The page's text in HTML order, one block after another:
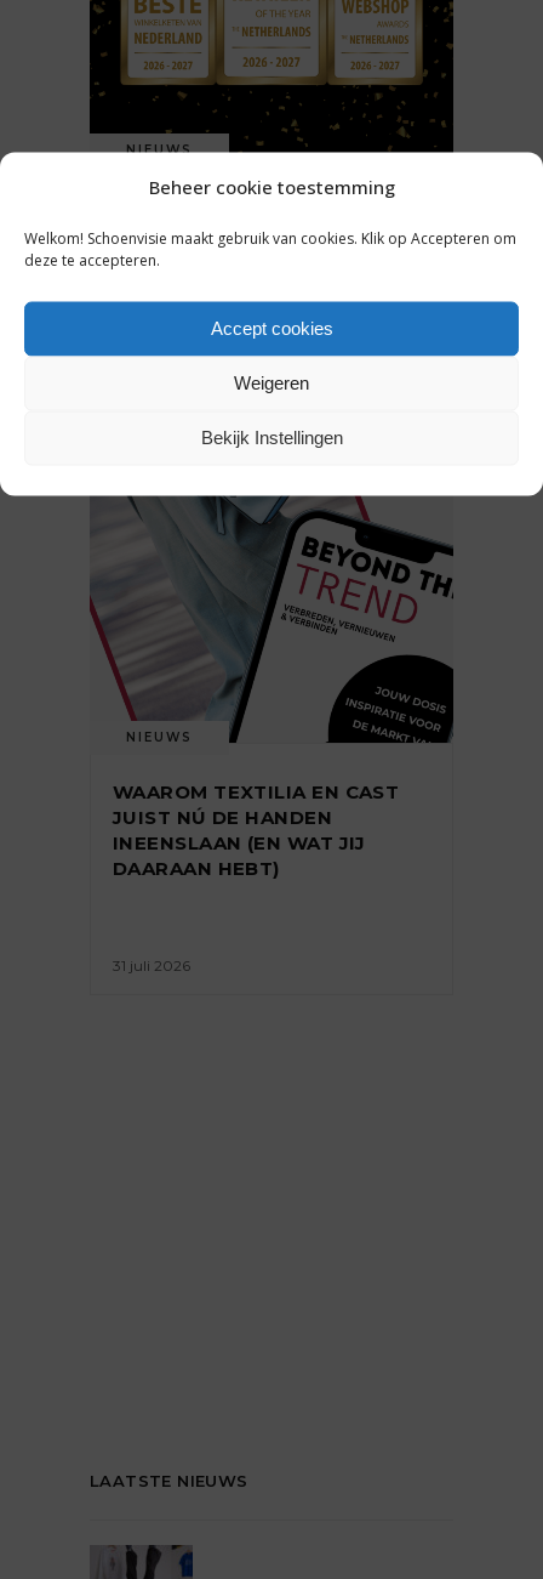
Beheer cookie toestemming
Welkom! Schoenvisie maakt gebruik van cookies. Klik op Accepteren om
deze te accepteren.
Accept cookies
Weigeren
Bekijk Instellingen
NIEUWS
GENOMINEERDEN ABN AMRO
BESTE WINKELKETEN 2026-
2027 BEKEND: WIE PAKT DE
SCHOENENPRIJZEN?
NIEUWS
WAAROM TEXTILIA EN CAST
JUIST NÚ DE HANDEN
INEENSLAAN (EN WAT JIJ
DAARAAN HEBT)
31 juli 2026
LAATSTE NIEUWS